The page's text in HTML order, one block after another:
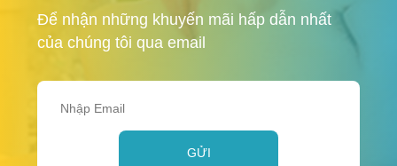
Để nhận những khuyến mãi hấp dẫn nhất
của chúng tôi qua email
GỬI